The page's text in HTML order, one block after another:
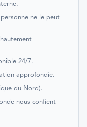
ne le peut
24/7.
approfondie.
du Nord).
nous confient